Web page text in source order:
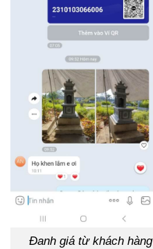
Đanh giá từ khách